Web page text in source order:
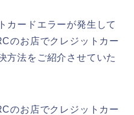
カードエラーが発生して
のお店でクレジットカー
方法をご紹介させていた
のお店でクレジットカー